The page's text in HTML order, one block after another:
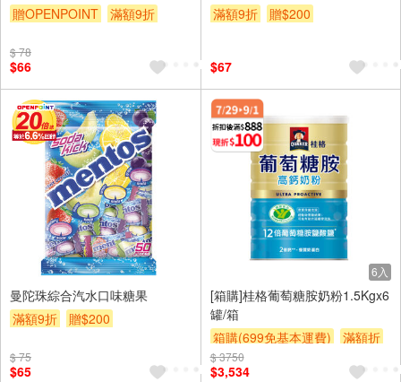
贈OPENPOINT
滿額9折
$ 78
$66
滿額9折
贈$200
$67
曼陀珠綜合汽水口味糖果
滿額9折
贈$200
$ 75
$65
6入
[箱購]桂格葡萄糖胺奶粉1.5Kgx6
罐/箱
箱購(699免基本運費)
滿額折
贈$200
$ 3750
$3,534